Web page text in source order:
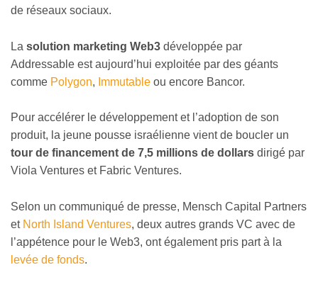
de réseaux sociaux.
La solution marketing Web3 développée par
Addressable est aujourd’hui exploitée par des géants
comme Polygon, Immutable ou encore Bancor.
Pour accélérer le développement et l’adoption de son
produit, la jeune pousse israélienne vient de boucler un
tour de financement de 7,5 millions de dollars dirigé par
Viola Ventures et Fabric Ventures.
Selon un communiqué de presse, Mensch Capital Partners
et North Island Ventures, deux autres grands VC avec de
l’appétence pour le Web3, ont également pris part à la
levée de fonds.